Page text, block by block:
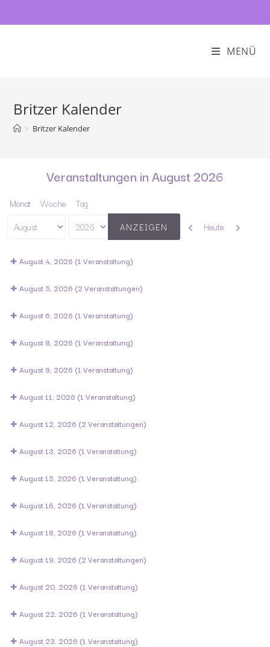
MENÜ
Britzer Kalender
> Britzer Kalender
Veranstaltungen in August 2026
Monat Woche Tag
Monat
Jahr
Zurück
Heute Weiter
August 4, 2026 (1 Veranstaltung)
August 5, 2026 (2 Veranstaltungen)
August 6, 2026 (1 Veranstaltung)
August 8, 2026 (1 Veranstaltung)
August 9, 2026 (1 Veranstaltung)
August 11, 2026 (1 Veranstaltung)
August 12, 2026 (2 Veranstaltungen)
August 13, 2026 (1 Veranstaltung)
August 15, 2026 (1 Veranstaltung)
August 16, 2026 (1 Veranstaltung)
August 18, 2026 (1 Veranstaltung)
August 19, 2026 (2 Veranstaltungen)
August 20, 2026 (1 Veranstaltung)
August 22, 2026 (1 Veranstaltung)
August 23, 2026 (1 Veranstaltung)